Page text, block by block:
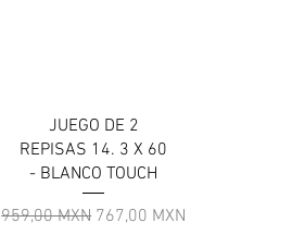
JUEGO DE 2
REPISAS 14. 3 X 60
- BLANCO TOUCH
Precio
959,00 MXN Precio de oferta
767,00 MXN